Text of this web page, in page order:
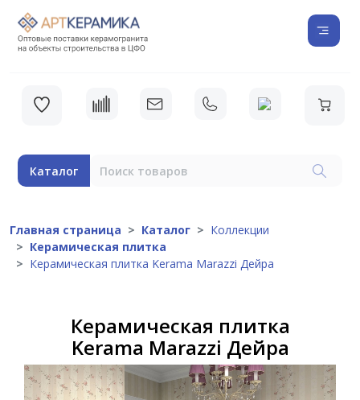
Каталог
Главная страница Каталог
Коллекции
Керамическая плитка
Керамическая плитка Kerama Marazzi Дейра
Керамическая плитка
Kerama Marazzi Дейра